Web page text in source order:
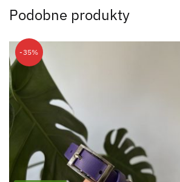
Podobne produkty
-35%